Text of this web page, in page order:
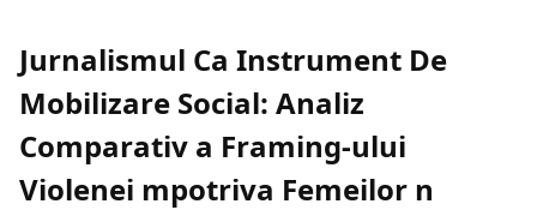
Jurnalismul Ca Instrument De
Mobilizare Social: Analiz
Comparativ a Framing-ului
Violenei mpotriva Femeilor n